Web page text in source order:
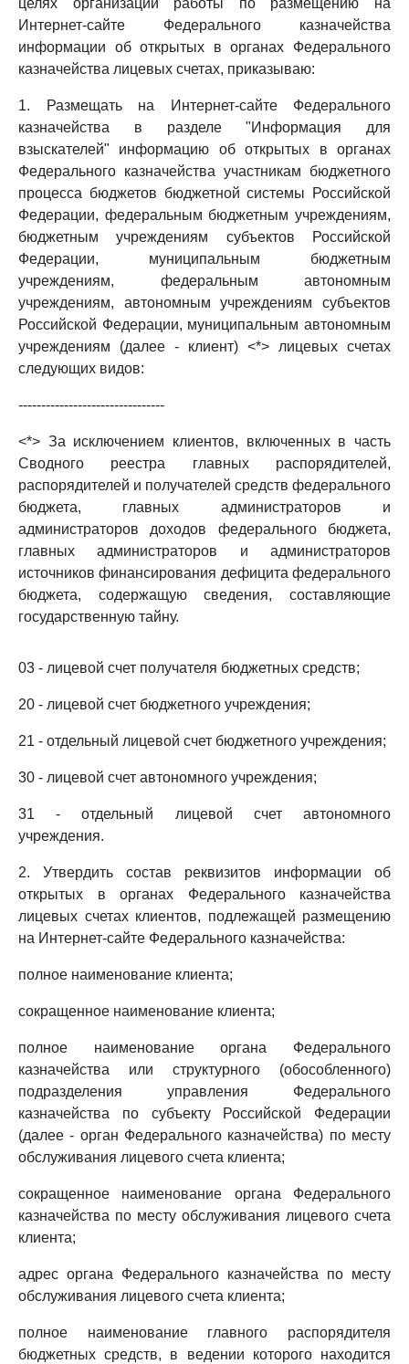
целях организации работы по размещению на
Интернет-сайте Федерального казначейства
информации об открытых в органах Федерального
казначейства лицевых счетах, приказываю:
1. Размещать на Интернет-сайте Федерального
казначейства в разделе "Информация для
взыскателей" информацию об открытых в органах
Федерального казначейства участникам бюджетного
процесса бюджетов бюджетной системы Российской
Федерации, федеральным бюджетным учреждениям,
бюджетным учреждениям субъектов Российской
Федерации, муниципальным бюджетным
учреждениям, федеральным автономным
учреждениям, автономным учреждениям субъектов
Российской Федерации, муниципальным автономным
учреждениям (далее - клиент) <*> лицевых счетах
следующих видов:
--------------------------------
<*> За исключением клиентов, включенных в часть
Сводного реестра главных распорядителей,
распорядителей и получателей средств федерального
бюджета, главных администраторов и
администраторов доходов федерального бюджета,
главных администраторов и администраторов
источников финансирования дефицита федерального
бюджета, содержащую сведения, составляющие
государственную тайну.
03 - лицевой счет получателя бюджетных средств;
20 - лицевой счет бюджетного учреждения;
21 - отдельный лицевой счет бюджетного учреждения;
30 - лицевой счет автономного учреждения;
31 - отдельный лицевой счет автономного
учреждения.
2. Утвердить состав реквизитов информации об
открытых в органах Федерального казначейства
лицевых счетах клиентов, подлежащей размещению
на Интернет-сайте Федерального казначейства:
полное наименование клиента;
сокращенное наименование клиента;
полное наименование органа Федерального
казначейства или структурного (обособленного)
подразделения управления Федерального
казначейства по субъекту Российской Федерации
(далее - орган Федерального казначейства) по месту
обслуживания лицевого счета клиента;
сокращенное наименование органа Федерального
казначейства по месту обслуживания лицевого счета
клиента;
адрес органа Федерального казначейства по месту
обслуживания лицевого счета клиента;
полное наименование главного распорядителя
бюджетных средств, в ведении которого находится